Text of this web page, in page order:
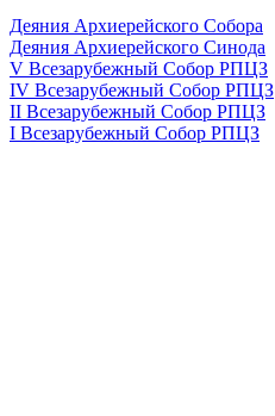
Деяния Архиерейского Собора
Деяния Архиерейского Синода
V Всезарубежный Собор РПЦЗ
IV Всезарубежный Собор РПЦЗ
II Всезарубежный Собор РПЦЗ
I Всезарубежный Собор РПЦЗ